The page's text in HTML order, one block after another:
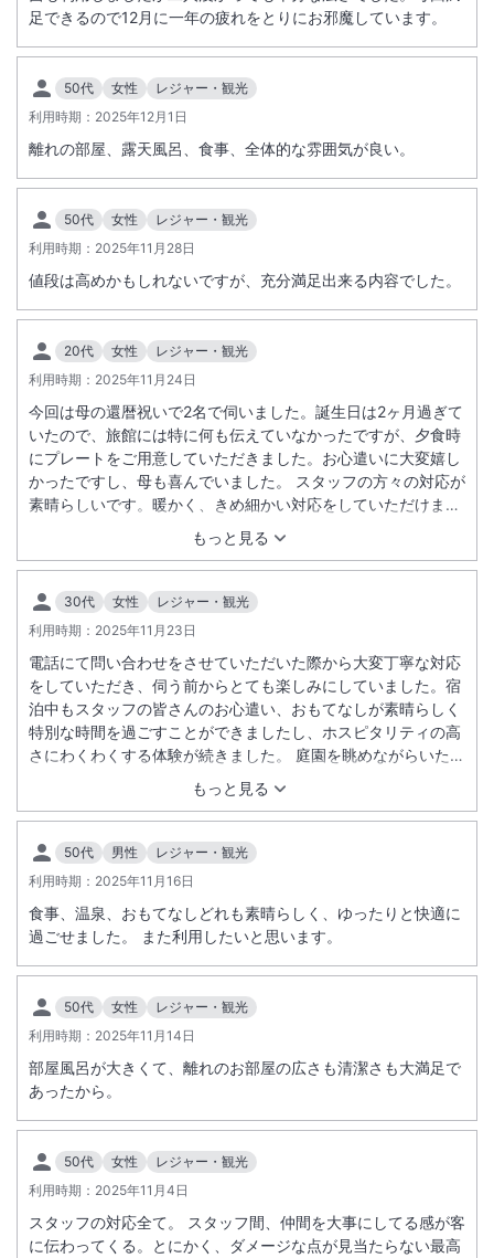
足できるので12月に一年の疲れをとりにお邪魔しています。
50代 女性
レジャー・観光
利用時期： 2025年12月1日
離れの部屋、露天風呂、食事、全体的な雰囲気が良い。
50代 女性
レジャー・観光
利用時期： 2025年11月28日
値段は高めかもしれないですが、充分満足出来る内容でした。
20代 女性
レジャー・観光
利用時期： 2025年11月24日
もっと見る
今回は母の還暦祝いで2名で伺いました。誕生日は2ヶ月過ぎて
いたので、旅館には特に何も伝えていなかったですが、夕食時
にプレートをご用意していただきました。お心遣いに大変嬉し
かったですし、母も喜んでいました。 スタッフの方々の対応が
素晴らしいです。暖かく、きめ細かい対応をしていただけまし
んで食べないですが、夕食と朝食で出たお食事は全ていただき
ました。とても美味しかったです。 お部屋の露天風呂も広いで
す。他に貸切で使える露天風呂が3つと、大浴場が2つありま
す。
30代 女性
レジャー・観光
利用時期： 2025年11月23日
もっと見る
電話にて問い合わせをさせていただいた際から大変丁寧な対応
をしていただき、伺う前からとても楽しみにしていました。宿
泊中もスタッフの皆さんのお心遣い、おもてなしが素晴らしく
特別な時間を過ごすことができましたし、ホスピタリティの高
さにわくわくする体験が続きました。 庭園を眺めながらいただ
く食事は前菜からデザートまで大満足でした。デザートはテラ
ス席に移動していただきましたが、夜は紅葉のライトアップを
楽しみながら、朝は澄んだ空気と鳥のさえずりを耳にしなが
ら、ゆっくりとした時間を楽しみました。 3つの貸切風呂も全
て楽しませていただきました。 また、エントランス前の温泉設
備は湯けむりや湧き上がる音、迫力のある設備で見入ってしま
うほどでした。 是非また違う季節に伺いたいと思います。この
度は本当にありがとうございました。
50代 男性
レジャー・観光
利用時期： 2025年11月16日
食事、温泉、おもてなしどれも素晴らしく、ゆったりと快適に
過ごせました。 また利用したいと思います。
50代 女性
レジャー・観光
利用時期： 2025年11月14日
部屋風呂が大きくて、離れのお部屋の広さも清潔さも大満足で
あったから。
50代 女性
レジャー・観光
利用時期： 2025年11月4日
スタッフの対応全て。 スタッフ間、仲間を大事にしてる感が客
に伝わってくる。とにかく、ダメージな点が見当たらない最高